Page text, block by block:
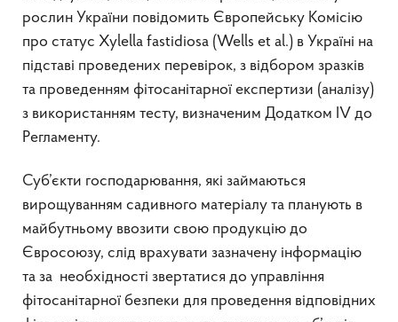
рослин України повідомить Європейську Комісію
про статус Xylella fastidiosa (Wells et al.) в Україні на
підставі проведених перевірок, з відбором зразків
та проведенням фітосанітарної експертизи (аналізу)
з використанням тесту, визначеним Додатком ІV до
Регламенту.
Суб’єкти господарювання, які займаються
вирощуванням садивного матеріалу та планують в
майбутньому ввозити свою продукцію до
Євросоюзу, слід врахувати зазначену інформацію
та за необхідності звертатися до управління
фітосанітарної безпеки для проведення відповідних